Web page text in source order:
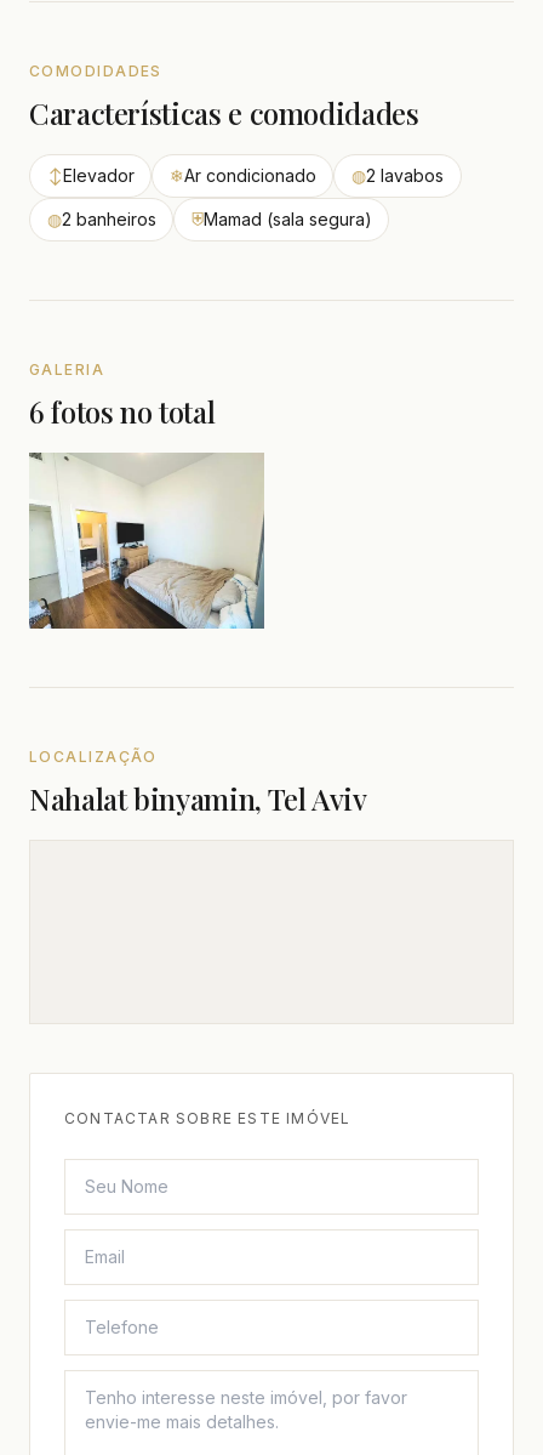
COMODIDADES
Características e comodidades
↕Elevador ❄Ar condicionado ◍2 lavabos
◍2 banheiros ⛨Mamad (sala segura)
GALERIA
6 fotos no total
LOCALIZAÇÃO
Nahalat binyamin, Tel Aviv
CONTACTAR SOBRE ESTE IMÓVEL